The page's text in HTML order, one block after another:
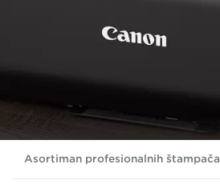
Asortiman profesionalnih štampača